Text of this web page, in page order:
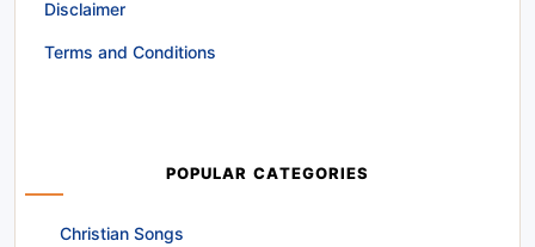
Disclaimer
Terms and Conditions
POPULAR CATEGORIES
Christian Songs